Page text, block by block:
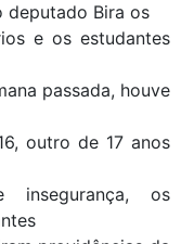
deputado Bira os
e os estudantes
passada, houve
outro de 17 anos
os